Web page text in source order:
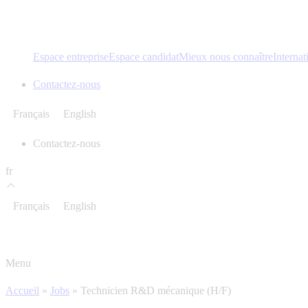
Espace entrepriseEspace candidatMieux nous connaître
Contactez-nous
Français English
Contactez-nous
fr
Français English
Menu
Accueil » Jobs » Technicien R&D mécanique (H/F)